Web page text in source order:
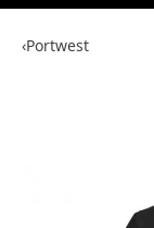
‹Portwest